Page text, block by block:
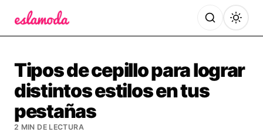
Tipos de cepillo para lograr
distintos estilos en tus
pestañas
2 MIN DE LECTURA